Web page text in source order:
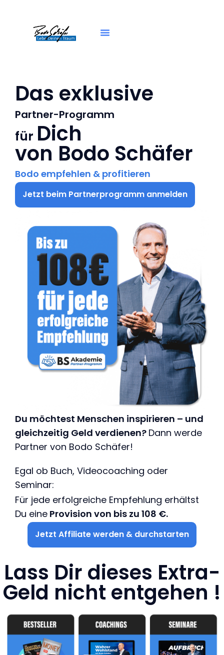
Das exklusive
Partner-Programm
für Dich
von Bodo Schäfer
Bodo empfehlen & profitieren
Jetzt beim Partnerprogramm anmelden
Du möchtest Menschen inspirieren – und
gleichzeitig Geld verdienen? Dann werde
Partner von Bodo Schäfer!
Egal ob Buch, Videocoaching oder
Seminar:
Für jede erfolgreiche Empfehlung erhältst
Du eine Provision von bis zu 108 €.
Jetzt Affiliate werden & durchstarten
Lass Dir dieses Extra-
Geld nicht entgehen !